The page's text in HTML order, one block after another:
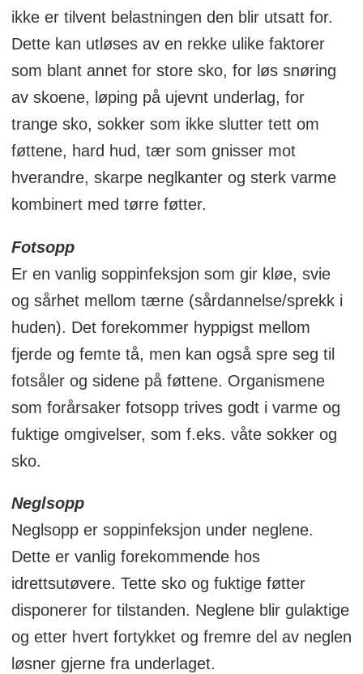
ikke er tilvent belastningen den blir utsatt for.
Dette kan utløses av en rekke ulike faktorer
som blant annet for store sko, for løs snøring
av skoene, løping på ujevnt underlag, for
trange sko, sokker som ikke slutter tett om
føttene, hard hud, tær som gnisser mot
hverandre, skarpe neglkanter og sterk varme
kombinert med tørre føtter.
Fotsopp
Er en vanlig soppinfeksjon som gir kløe, svie
og sårhet mellom tærne (sårdannelse/sprekk i
huden). Det forekommer hyppigst mellom
fjerde og femte tå, men kan også spre seg til
fotsåler og sidene på føttene. Organismene
som forårsaker fotsopp trives godt i varme og
fuktige omgivelser, som f.eks. våte sokker og
sko.
Neglsopp
Neglsopp er soppinfeksjon under neglene.
Dette er vanlig forekommende hos
idrettsutøvere. Tette sko og fuktige føtter
disponerer for tilstanden. Neglene blir gulaktige
og etter hvert fortykket og fremre del av neglen
løsner gjerne fra underlaget.